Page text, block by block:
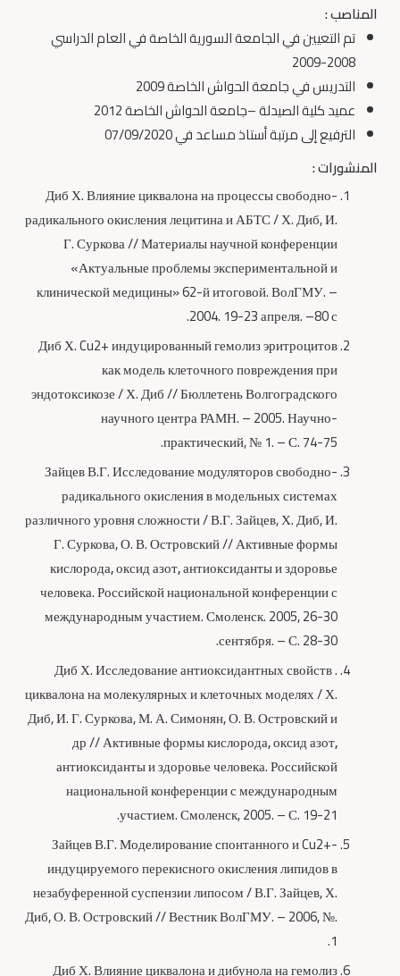
المناصب :
تم التعيين في الجامعة السورية الخاصة في العام الدراسي
2008-2009
التدريس في جامعة الحواش الخاصة 2009
عميد كلية الصيدلة –جامعة الحواش الخاصة 2012
الترفيع إلى مرتبة أستاذ مساعد في 07/09/2020
المنشورات :
Диб Х. Влияние циквалона на процессы свободно-
радикального окисления лецитина и АБТС / Х. Диб, И.
Г. Суркова // Материалы научной конференции
«Актуальные проблемы экспериментальной и
клинической медицины» 62-й итоговой. ВолГМУ. –
2004. 19-23 апреля. –80 с.
Диб Х. Cu2+ индуцированный гемолиз эритроцитов
как модель клеточного повреждения при
эндотоксикозе / Х. Диб // Бюллетень Волгоградского
научного центра РАМН. – 2005. Научно-
практический, № 1. – С. 74-75.
Зайцев В.Г. Исследование модуляторов свободно-
радикального окисления в модельных системах
различного уровня сложности / В.Г. Зайцев, Х. Диб, И.
Г. Суркова, О. В. Островский // Активные формы
кислорода,оксид азот,антиоксиданты и здоровье
человека. Российской национальной конференции с
международным участием. Смоленск. 2005, 26-30
сентября. – С. 28-30.
. Диб Х. Исследование антиоксидантных свойств
циквалона на молекулярных и клеточных моделях / Х.
Диб, И. Г. Суркова, М. А. Симонян, О. В. Островский и
др // Активные формы кислорода,оксид азот,
антиоксиданты и здоровье человека. Российской
национальной конференции с международным
участием. Смоленск, 2005. – С. 19-21.
Зайцев В.Г. Моделирование спонтанного и Cu2+-
индуцируемого перекисного окисления липидов в
незабуференной суспензии липосом / В.Г. Зайцев, Х.
Диб, О. В. Островский // Вестник ВолГМУ. – 2006, №.
1.
Диб Х. Влияние циквалона и дибунола на гемолиз